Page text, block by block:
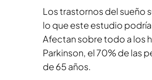
Los trastornos del sueño
lo que este estudio podría
Afectan sobre todo a los
Parkinson, el 70% de las
de 65 años.